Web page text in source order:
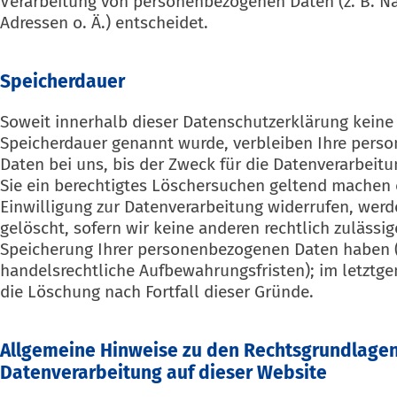
Adressen o. Ä.) entscheidet.
Speicherdauer
Soweit innerhalb dieser Datenschutzerklärung
Speicherdauer genannt wurde, verbleiben Ihre
Daten bei uns, bis der Zweck für die
Sie ein berechtigtes Löschersuchen geltend machen
Einwilligung zur Datenverarbeitung widerrufen,
gelöscht, sofern wir keine anderen rechtlich
Speicherung Ihrer personenbezogenen Daten haben
handelsrechtliche Aufbewahrungsfristen); im
die Löschung nach Fortfall dieser Gründe.
Allgemeine Hinweise zu den
Datenverarbeitung auf dieser Website